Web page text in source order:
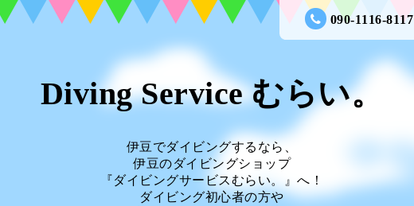
090-1116-8117
Diving Service むらい。
伊豆でダイビングするなら、
伊豆のダイビングショップ
『ダイビングサービスむらい。』へ！
ダイビング初心者の方や